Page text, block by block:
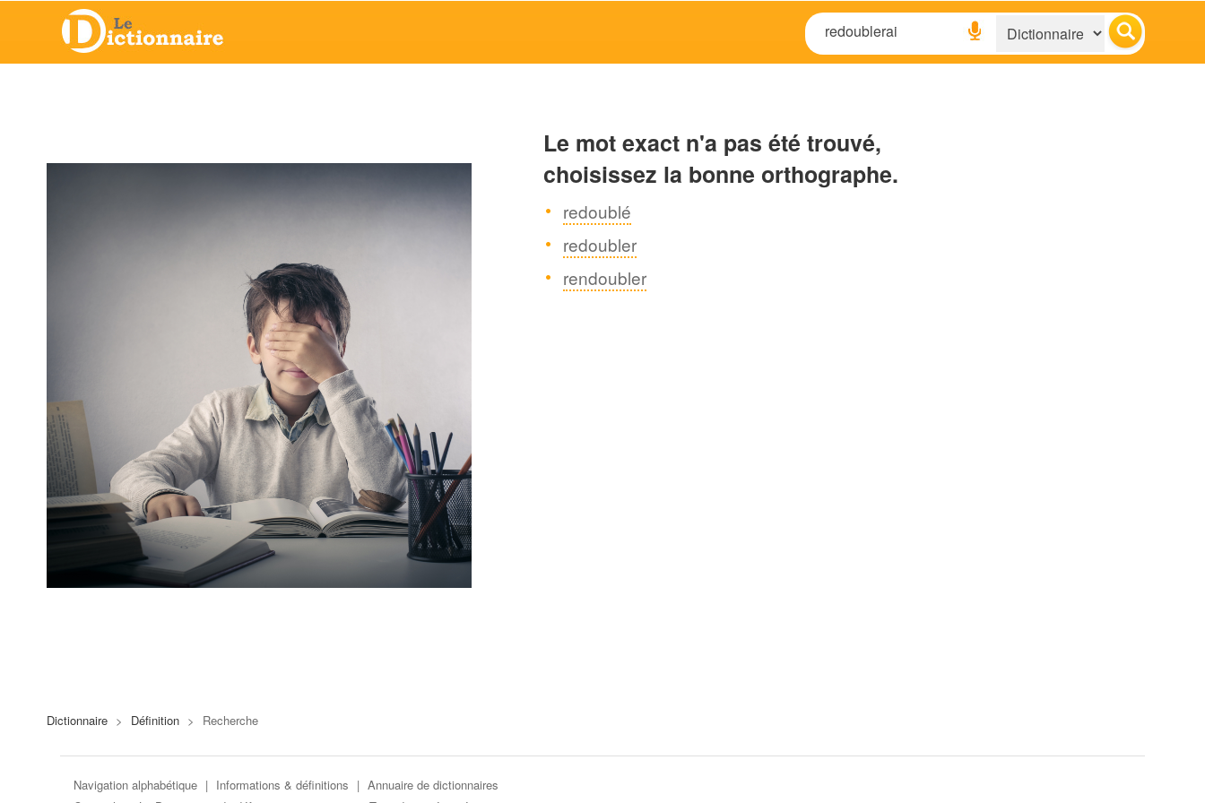
Le mot exact n'a pas été trouvé,
choisissez la bonne orthographe.
redoublé
redoubler
rendoubler
Dictionnaire > Définition > Recherche
Navigation alphabétique | Informations & définitions | Annuaire de dictionnaires